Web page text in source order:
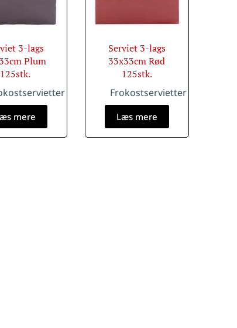
3-lags
Plum
125stk.
mere
Serviet 3-lags
33x33cm Rød
125stk.
Frokostservietter
Læs mere